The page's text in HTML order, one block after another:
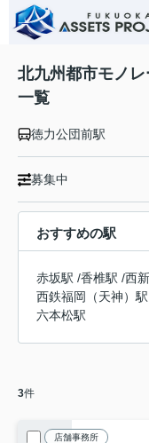
北九州都市モノ
一覧
徳力公団前駅
募集中
おすすめの駅
赤坂駅 /香椎駅 /西
西鉄福岡（天神）駅
六本松駅
3件
店舗事務所